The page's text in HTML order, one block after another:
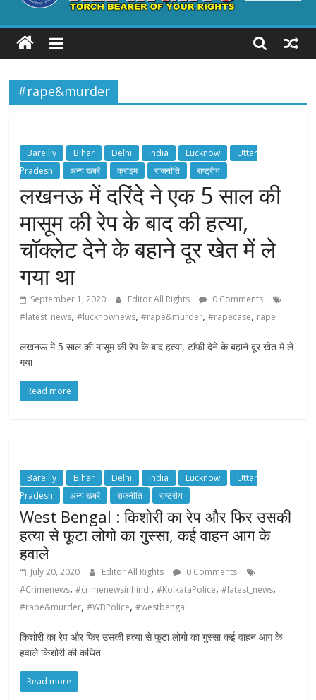
ALL
RIGHTS
Torch
your
Rights
#rape&murder
Bareilly Bihar Delhi India Lucknow
Uttar
Pradesh
अन्य खबरें क्राइम राजनीति राष्ट्रीय
लखनऊ में दरिंदे ने एक 5 साल की
मासूम की रेप के बाद की हत्या,
चॉक्लेट देने के बहाने दूर खेत में ले
गया था
September 1, 2020 Editor All Rights
0 Comments
#latest_news,#lucknownews,#rape&murder,#rapecase, rape
लखनऊ में 5 साल की मासूम की रेप के बाद हत्या, टॉफी देने के बहाने दूर खेत में ले
गया
Read more
Bareilly Bihar Delhi India Lucknow
Uttar
Pradesh
अन्य खबरें राजनीति राष्ट्रीय
West Bengal : किशोरी का रेप और फिर उसकी
हत्या से फूटा लोगो का गुस्सा, कई वाहन आग के
हवाले
July 20, 2020 Editor All Rights
0 Comments
#Crimenews,#crimenewsinhindi,#KolkataPolice,#latest_news,
#rape&murder,#WBPolice,#westbengal
किशोरी का रेप और फिर उसकी हत्या से फूटा लोगो का गुस्सा कई वाहन आग के
हवाले किशोरी की कथित
Read more